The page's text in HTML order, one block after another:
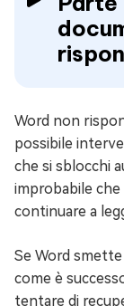
Word non
possibile
che si sblocchi
improbabile che
continuare a
Se Word
come è
tentare di